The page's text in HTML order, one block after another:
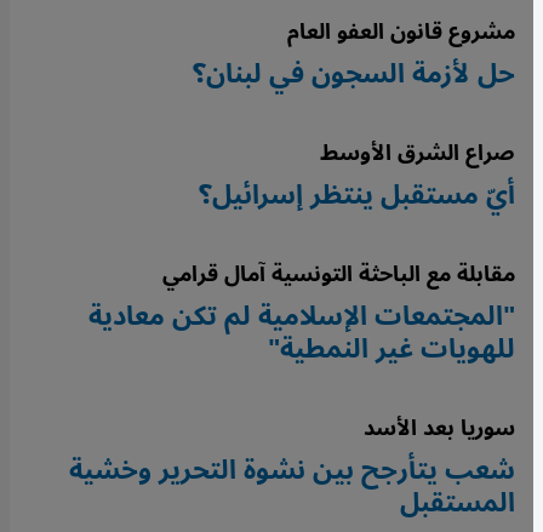
مشروع قانون العفو العام
حل لأزمة السجون في لبنان؟
صراع الشرق الأوسط
أيّ مستقبل ينتظر إسرائيل؟
مقابلة مع الباحثة التونسية آمال قرامي
"المجتمعات الإسلامية لم تكن معادية
للهويات غير النمطية"
سوريا بعد الأسد
شعب يتأرجح بين نشوة التحرير وخشية
المستقبل